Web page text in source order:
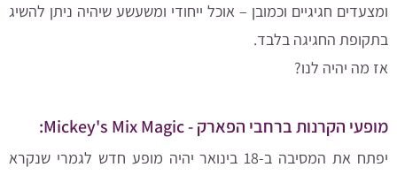
ומצעדים חגיגיים וכמובן – אוכל ייחודי ומשעשע שיהיה ניתן להשיג
בתקופת החגיגה בלבד.
אז מה יהיה לנו?
מופעי הקרנות ברחבי הפארק - Mickey's Mix Magic:
יפתח את המסיבה ב-18 בינואר יהיה מופע חדש לגמרי שנקרא